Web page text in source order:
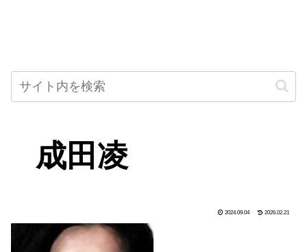
成田凌
2024.09.04 2026.02.21